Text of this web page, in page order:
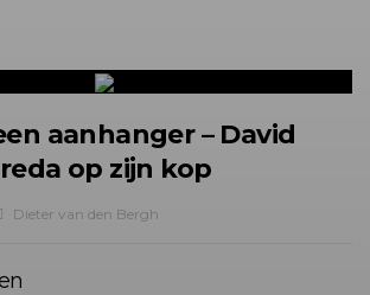
aanhanger – David
op zijn kop
Dieter van den Bergh